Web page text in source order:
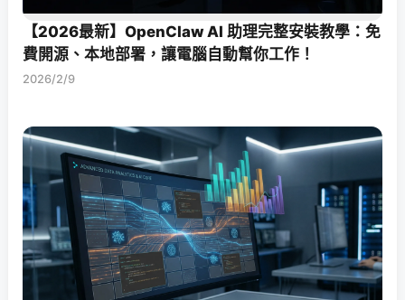
【2026最新】OpenClaw AI 助理完整安裝教學：免
費開源、本地部署，讓電腦自動幫你工作！
2026/2/9